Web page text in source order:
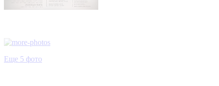
Еще 5 фото